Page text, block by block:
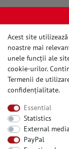
Acest site
noastre mai
unele funcții ale
cookie-urilor.
Termenii de
confidențialitate.
Essential
Statistics
External media
PayPal